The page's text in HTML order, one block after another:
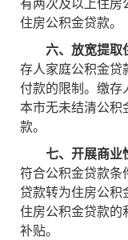
住房公积金贷款。
六、放宽提取
存人家庭公积金贷
付款的限制。缴存
本市无未结清公积
款。
七、开展商业
符合公积金贷款条
贷款转为住房公积
住房公积金贷款的
补贴。